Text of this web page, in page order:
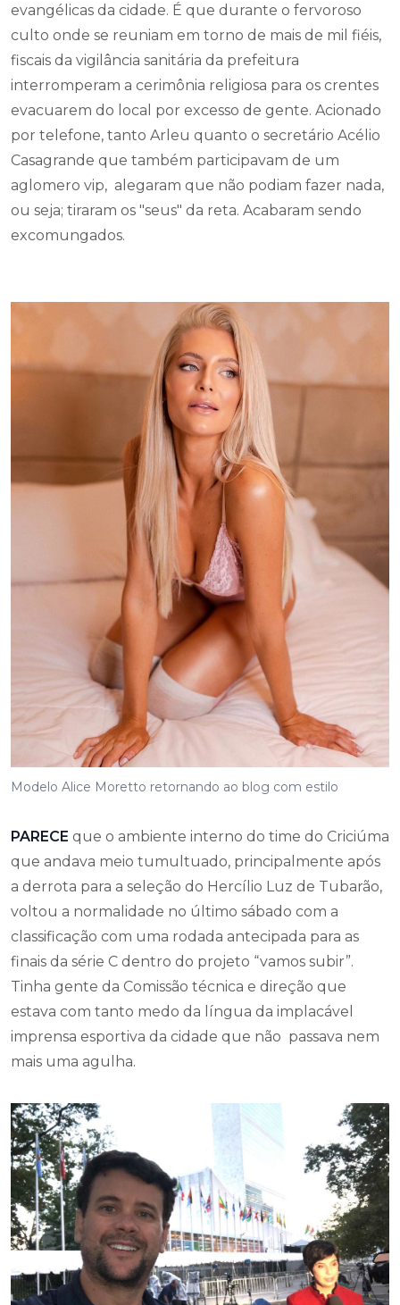
evangélicas da cidade. É que durante o fervoroso
culto onde se reuniam em torno de mais de mil fiéis,
fiscais da vigilância sanitária da prefeitura
interromperam a cerimônia religiosa para os crentes
evacuarem do local por excesso de gente. Acionado
por telefone, tanto Arleu quanto o secretário Acélio
Casagrande que também participavam de um
aglomero vip, alegaram que não podiam fazer nada,
ou seja; tiraram os "seus" da reta. Acabaram sendo
excomungados.
Modelo Alice Moretto retornando ao blog com estilo
PARECE que o ambiente interno do time do Criciúma
que andava meio tumultuado, principalmente após
a derrota para a seleção do Hercílio Luz de Tubarão,
voltou a normalidade no último sábado com a
classificação com uma rodada antecipada para as
finais da série C dentro do projeto “vamos subir”.
Tinha gente da Comissão técnica e direção que
estava com tanto medo da língua da implacável
imprensa esportiva da cidade que não passava nem
mais uma agulha.